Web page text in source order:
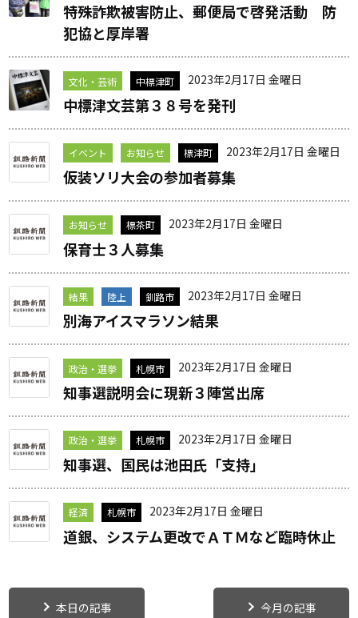
特殊詐欺被害防止、郵便局で啓発活動 防
犯協と厚岸署
文化・芸術 中標津町 2023年2月17日 金曜日
中標津文芸第３８号を発刊
イベント お知らせ 標津町 2023年2月17日 金曜日
仮装ソリ大会の参加者募集
お知らせ 標茶町 2023年2月17日 金曜日
保育士３人募集
結果 陸上 釧路市 2023年2月17日 金曜日
別海アイスマラソン結果
政治・選挙 札幌市 2023年2月17日 金曜日
知事選説明会に現新３陣営出席
政治・選挙 札幌市 2023年2月17日 金曜日
知事選、国民は池田氏「支持」
経済 札幌市 2023年2月17日 金曜日
道銀、システム更改でＡＴＭなど臨時休止
本日の記事 今月の記事